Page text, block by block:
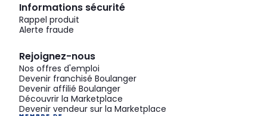
Informations sécurité
Rappel produit
Alerte fraude
Rejoignez-nous
Nos offres d'emploi
Devenir franchisé Boulanger
Devenir affilié Boulanger
Découvrir la Marketplace
Devenir vendeur sur la Marketplace